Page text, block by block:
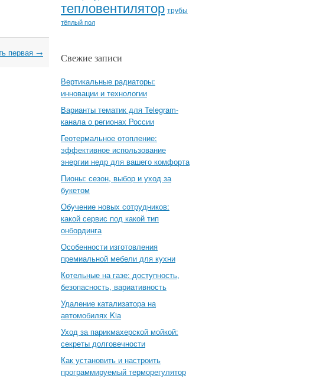
первая →
тепловентилятор трубы
тёплый пол
Свежие записи
Вертикальные радиаторы:
инновации и технологии
Варианты тематик для Telegram-
канала о регионах России
Геотермальное отопление:
эффективное использование
энергии недр для вашего комфорта
Пионы: сезон, выбор и уход за
букетом
Обучение новых сотрудников:
какой сервис под какой тип
онбординга
Особенности изготовления
премиальной мебели для кухни
Котельные на газе: доступность,
безопасность, вариативность
Удаление катализатора на
автомобилях Kia
Уход за парикмахерской мойкой:
секреты долговечности
Как установить и настроить
программируемый терморегулятор